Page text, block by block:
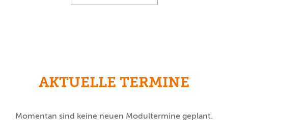
AKTUELLE TERMINE
Momentan sind keine neuen Modultermine geplant.